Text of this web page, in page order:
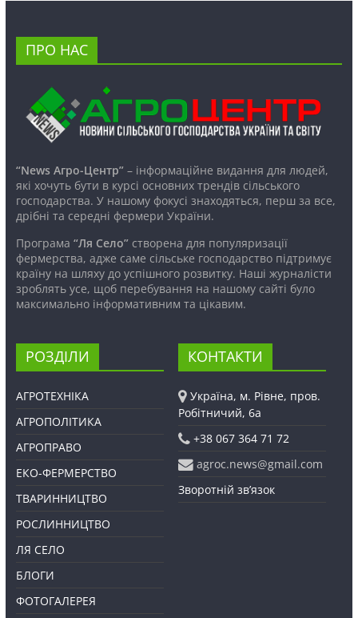
ПРО НАС
“News Агро-Центр”– інформаційне видання для людей,
які хочуть бути в курсі основних трендів сільського
господарства. У нашому фокусі знаходяться, перш за все,
дрібні та середні фермери України.
Програма “Ля Село”створена для популяризації
фермерства, адже саме сільське господарство підтримує
країну на шляху до успішного розвитку. Наші журналісти
зроблять усе, щоб перебування на нашому сайті було
максимально інформативним та цікавим.
РОЗДІЛИ
АГРОТЕХНІКА
АГРОПОЛІТИКА
АГРОПРАВО
ЕКО-ФЕРМЕРСТВО
ТВАРИННИЦТВО
РОСЛИННИЦТВО
ЛЯ СЕЛО
БЛОГИ
ФОТОГАЛЕРЕЯ
КОНТАКТИ
Україна, м. Рівне, пров.
Робітничий, 6а
+38 067 364 71 72
agroc.news@gmail.com
Зворотній зв’язок